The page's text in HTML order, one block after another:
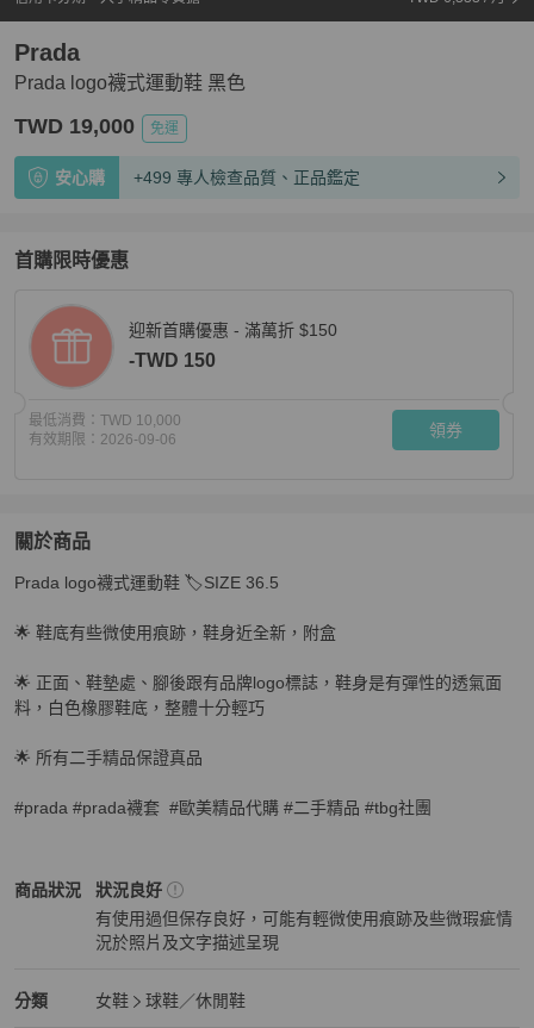
Prada logo襪式運動鞋 黑色
Prada
TWD 19,000 免運
安心購 +499 專人檢查品質、正品鑑定
首購限時優惠
迎新首購優惠 - 滿萬折 $150
-TWD 150
最低消費： TWD 10,000
有效期限： 2026-09-06 領券
關於商品
關於Prada logo襪式運動鞋 黑色
Prada logo襪式運動鞋 🏷️SIZE 36.5
🌟 鞋底有些微使用痕跡，鞋身近全新，附盒
🌟 正面、鞋墊處、腳後跟有品牌logo標誌，鞋身是有彈性的透氣面
料，白色橡膠鞋底，整體十分輕巧
🌟 所有二手精品保證真品
#prada #prada襪套  #歐美精品代購 #二手精品 #tbg社團
商品狀況
Prada女鞋 商品狀態與細節
狀況良好
有使用過但保存良好，可能有輕微使用痕跡及些微瑕疵情
況於照片及文字描述呈現
分類
Prada 分類資訊
女鞋
球鞋／休閒鞋